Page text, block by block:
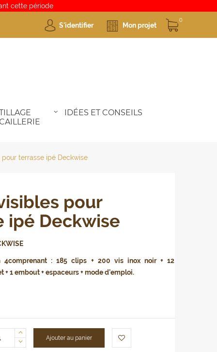
cette période
S'identifier Mon projet
0
IDÉES ET CONSEILS
terrasse ipé Deckwise
pour
ipé Deckwise
4comprenant : 185 clips + 200 vis inox noir + 12
+ 1 embout + espaceurs + mode d’emploi.
Ajouter au panier